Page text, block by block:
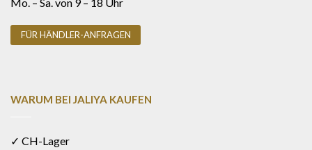
FÜR HÄNDLER-ANFRAGEN
WARUM BEI JALIYA KAUFEN
✓ CH-Lager